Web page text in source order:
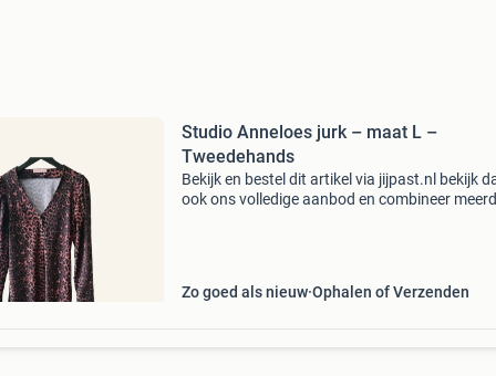
Studio Anneloes jurk – maat L –
Tweedehands
Bekijk en bestel dit artikel via jijpast.nl bekijk
ook ons volledige aanbod en combineer
Zo goed als nieuw Ophalen of Verzenden